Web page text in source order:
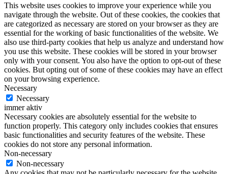
This website uses cookies to improve your experience while you
navigate through the website. Out of these cookies, the cookies that
are categorized as necessary are stored on your browser as they are
essential for the working of basic functionalities of the website. We
also use third-party cookies that help us analyze and understand how
you use this website. These cookies will be stored in your browser
only with your consent. You also have the option to opt-out of these
cookies. But opting out of some of these cookies may have an effect
on your browsing experience.
Necessary
Necessary
immer aktiv
Necessary cookies are absolutely essential for the website to
function properly. This category only includes cookies that ensures
basic functionalities and security features of the website. These
cookies do not store any personal information.
Non-necessary
Non-necessary